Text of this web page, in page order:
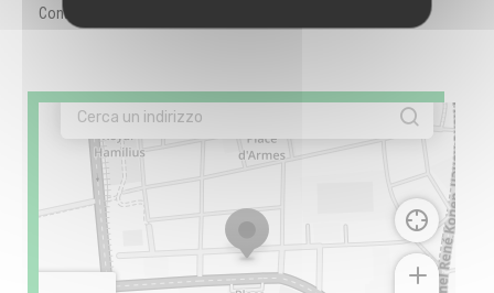
Contanti, Visa, American Express, Bancomat